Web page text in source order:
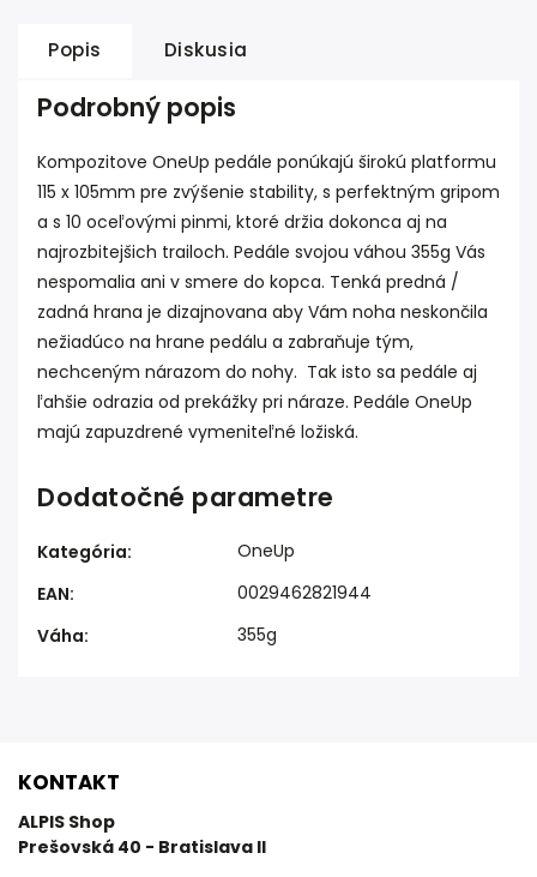
Popis Diskusia
Podrobný popis
Kompozitove OneUp pedále ponúkajú širokú platformu
115 x 105mm pre zvýšenie stability, s perfektným gripom
a s 10 oceľovými pinmi, ktoré držia dokonca aj na
najrozbitejšich trailoch. Pedále svojou váhou 355g Vás
nespomalia ani v smere do kopca. Tenká predná /
zadná hrana je dizajnovana aby Vám noha neskončila
nežiadúco na hrane pedálu a zabraňuje tým,
nechceným nárazom do nohy. Tak isto sa pedále aj
ľahšie odrazia od prekážky pri náraze. Pedále OneUp
majú zapuzdrené vymeniteľné ložiská.
Dodatočné parametre
Kategória:
OneUp
EAN:
0029462821944
Váha: 355g
KONTAKT
ALPIS Shop
Prešovská 40 - Bratislava II